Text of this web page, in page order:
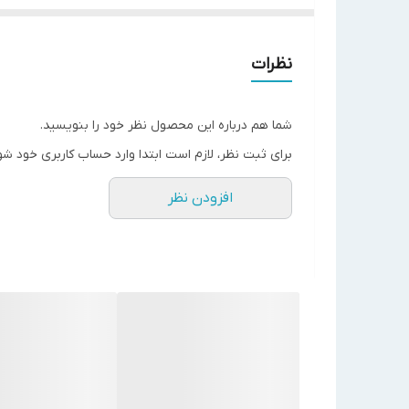
نوع
مشخصات
موتور
مشخصات
نظرات
شما هم درباره این محصول نظر خود را بنویسید.
برای ثبت نظر، لازم است ابتدا وارد حساب کاربری خود
افزودن نظر